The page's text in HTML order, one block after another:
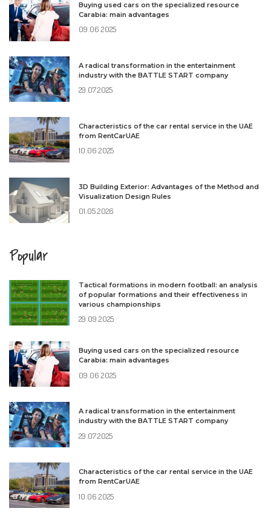
Buying used cars on the specialized resource
Carabia: main advantages
09.06.2025
A radical transformation in the entertainment
industry with the BATTLE START company
29.07.2025
Characteristics of the car rental service in the UAE
from RentCarUAE
10.06.2025
3D Building Exterior: Advantages of the Method and
Visualization Design Rules
01.05.2026
Popular
Tactical formations in modern football: an analysis
of popular formations and their effectiveness in
various championships
29.09.2025
Buying used cars on the specialized resource
Carabia: main advantages
09.06.2025
A radical transformation in the entertainment
industry with the BATTLE START company
29.07.2025
Characteristics of the car rental service in the UAE
from RentCarUAE
10.06.2025